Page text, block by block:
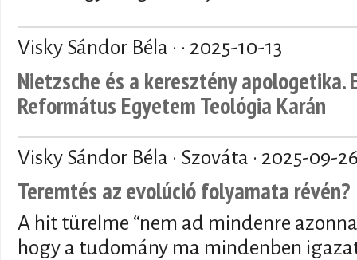
Visky Sándor Béla · · 2025-10-13
Nietzsche és a keresztény apologetika.
Református Egyetem Teológia Karán
Visky Sándor Béla · Szováta · 2025-09-
Teremtés az evolúció folyamata révén?
A hit türelme “nem ad mindenre
hogy a tudomány ma mindenben